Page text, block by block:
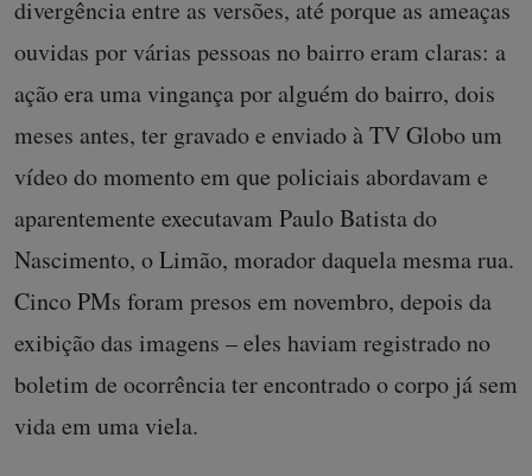
divergência entre as versões, até porque as ameaças
ouvidas por várias pessoas no bairro eram claras: a
ação era uma vingança por alguém do bairro, dois
meses antes, ter gravado e enviado à TV Globo um
vídeo do momento em que policiais abordavam e
aparentemente executavam Paulo Batista do
Nascimento, o Limão, morador daquela mesma rua.
Cinco PMs foram presos em novembro, depois da
exibição das imagens – eles haviam registrado no
boletim de ocorrência ter encontrado o corpo já sem
vida em uma viela.